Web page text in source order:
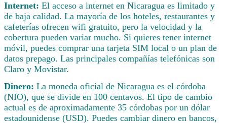
Internet: El acceso a internet en Nicaragua es limitado y
de baja calidad. La mayoría de los hoteles, restaurantes y
cafeterías ofrecen wifi gratuito, pero la velocidad y la
cobertura pueden variar mucho. Si quieres tener internet
móvil, puedes comprar una tarjeta SIM local o un plan de
datos prepago. Las principales compañías telefónicas son
Claro y Movistar.
Dinero: La moneda oficial de Nicaragua es el córdoba
(NIO), que se divide en 100 centavos. El tipo de cambio
actual es de aproximadamente 35 córdobas por un dólar
estadounidense (USD). Puedes cambiar dinero en bancos,